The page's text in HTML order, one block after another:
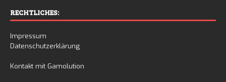
RECHTLICHES:
Impressum
Datenschutzerklärung
Kontakt mit Gamolution